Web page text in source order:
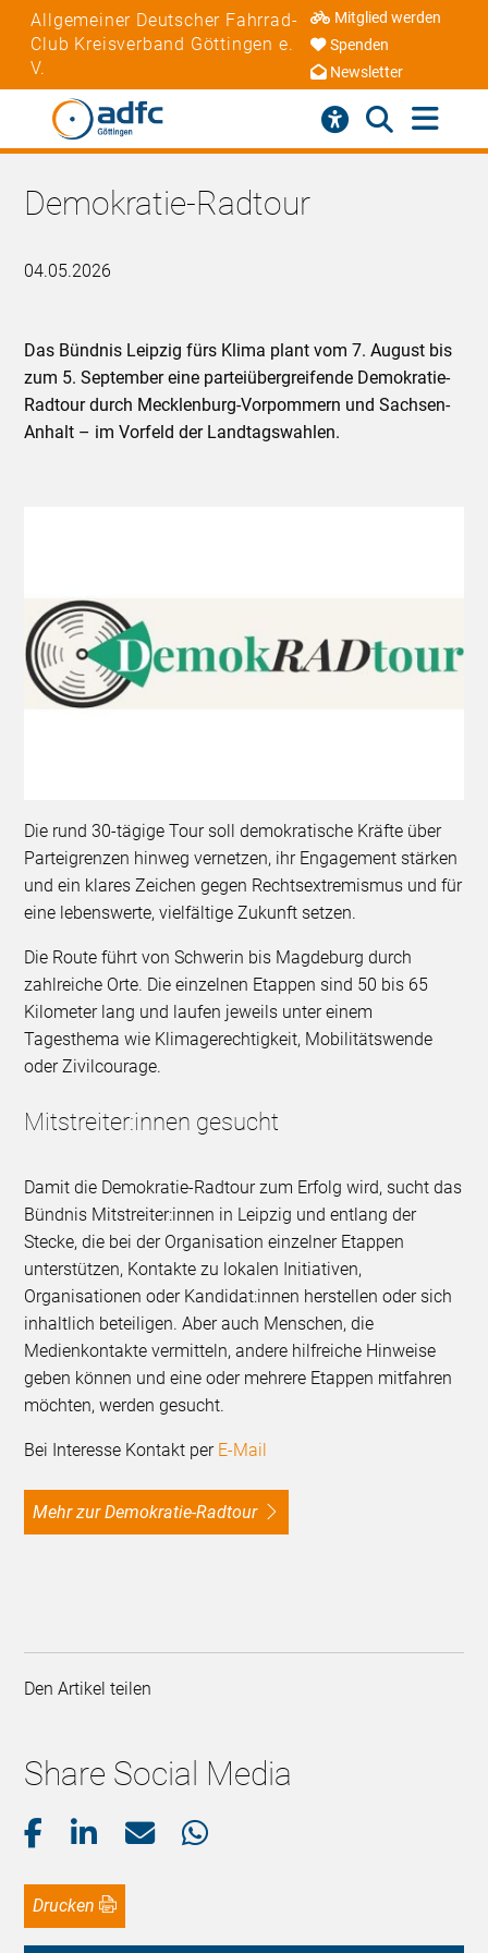
Allgemeiner Deutscher Fahrrad-
Club Kreisverband Göttingen e.
V.
Mitglied werden
Spenden
Newsletter
Demokratie-Radtour
04.05.2026
Das Bündnis Leipzig fürs Klima plant vom 7. August bis
zum 5. September eine parteiübergreifende Demokratie-
Radtour durch Mecklenburg-Vorpommern und Sachsen-
Anhalt – im Vorfeld der Landtagswahlen.
Die rund 30-tägige Tour soll demokratische Kräfte über
Parteigrenzen hinweg vernetzen, ihr Engagement stärken
und ein klares Zeichen gegen Rechtsextremismus und für
eine lebenswerte, vielfältige Zukunft setzen.
Die Route führt von Schwerin bis Magdeburg durch
zahlreiche Orte. Die einzelnen Etappen sind 50 bis 65
Kilometer lang und laufen jeweils unter einem
Tagesthema wie Klimagerechtigkeit, Mobilitätswende
oder Zivilcourage.
Mitstreiter:innen gesucht
Damit die Demokratie-Radtour zum Erfolg wird, sucht das
Bündnis Mitstreiter:innen in Leipzig und entlang der
Stecke, die bei der Organisation einzelner Etappen
unterstützen, Kontakte zu lokalen Initiativen,
Organisationen oder Kandidat:innen herstellen oder sich
inhaltlich beteiligen. Aber auch Menschen, die
Medienkontakte vermitteln, andere hilfreiche Hinweise
geben können und eine oder mehrere Etappen mitfahren
möchten, werden gesucht.
Bei Interesse Kontakt per E-Mail
Mehr zur Demokratie-Radtour
Den Artikel teilen
Share Social Media
Drucken